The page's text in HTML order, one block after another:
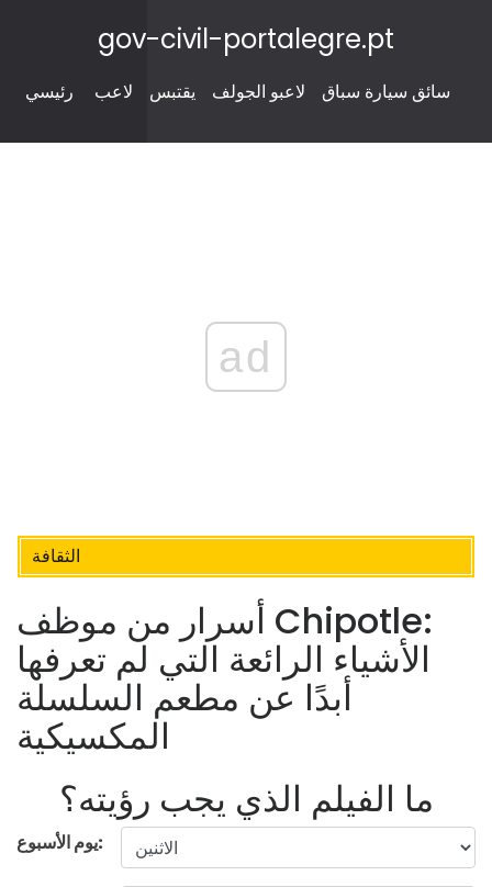
gov-civil-portalegre.pt
رئيسي لاعب يقتبس لاعبو الجولف سائق سيارة سباق
ad
الثقافة
أسرار من موظف Chipotle:
الأشياء الرائعة التي لم تعرفها
أبدًا عن مطعم السلسلة
المكسيكية
ما الفيلم الذي يجب رؤيته؟
يوم الأسبوع: